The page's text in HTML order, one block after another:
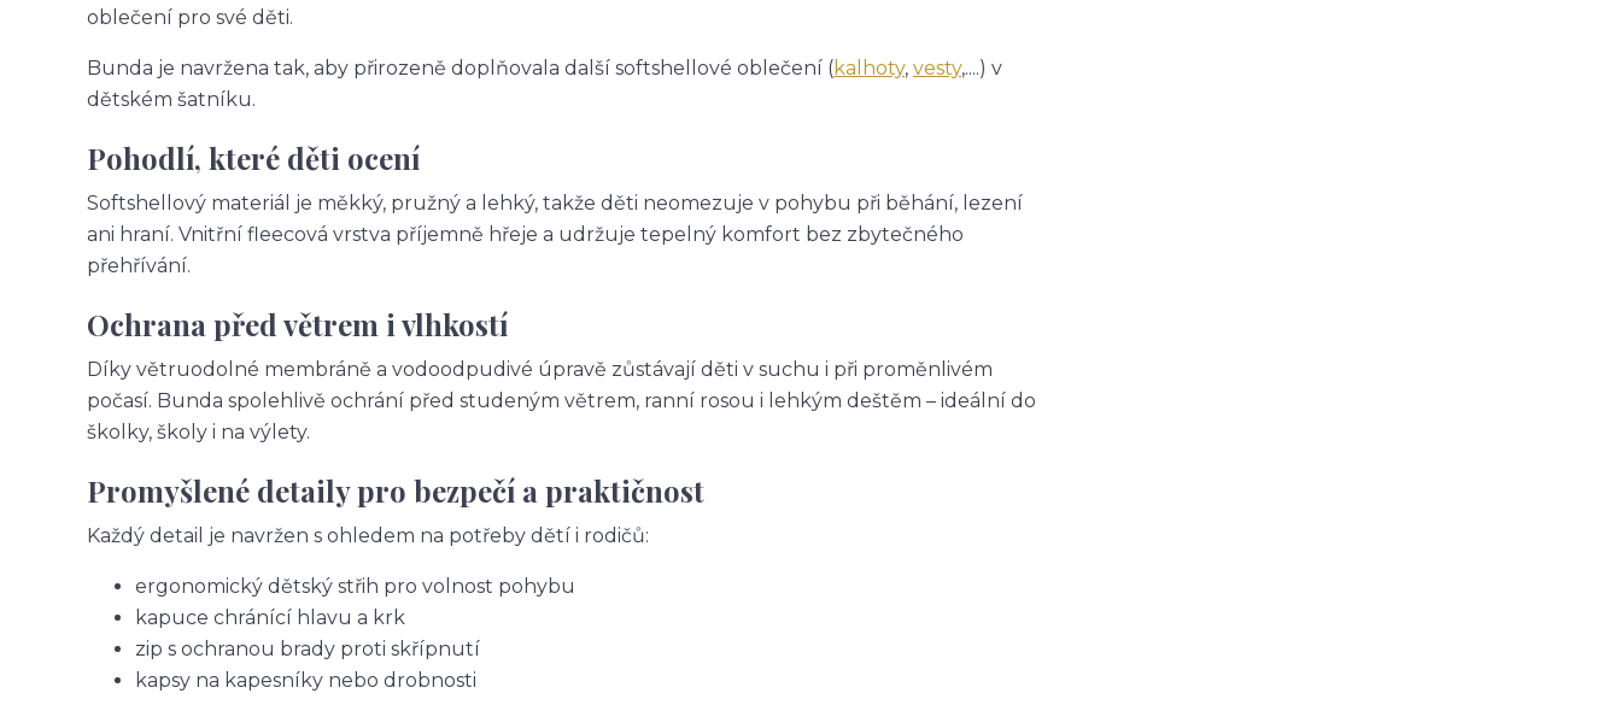
oblečení pro své děti.
Bunda je navržena tak, aby přirozeně doplňovala další softshellové oblečení (kalhoty, vesty,....) v
dětském šatníku.
Pohodlí, které děti ocení
Softshellový materiál je měkký, pružný a lehký, takže děti neomezuje v pohybu při běhání, lezení
ani hraní. Vnitřní fleecová vrstva příjemně hřeje a udržuje tepelný komfort bez zbytečného
přehřívání.
Ochrana před větrem i vlhkostí
Díky větruodolné membráně a vodoodpudivé úpravě zůstávají děti v suchu i při proměnlivém
počasí. Bunda spolehlivě ochrání před studeným větrem, ranní rosou i lehkým deštěm – ideální do
školky, školy i na výlety.
Promyšlené detaily pro bezpečí a praktičnost
Každý detail je navržen s ohledem na potřeby dětí i rodičů:
ergonomický dětský střih pro volnost pohybu
kapuce chránící hlavu a krk
zip s ochranou brady proti skřípnutí
kapsy na kapesníky nebo drobnosti